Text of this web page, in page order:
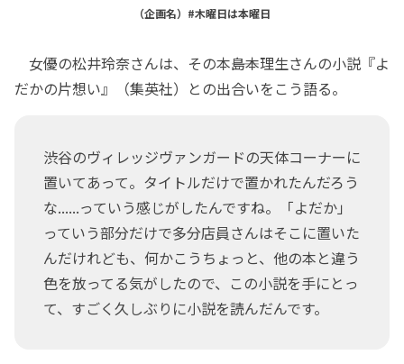
（企画名）#木曜日は本曜日
女優の松井玲奈さんは、その本――島本理生さんの小説『よ
だかの片想い』（集英社）との出合いをこう語る。
渋谷のヴィレッジヴァンガードの天体コーナーに
置いてあって。タイトルだけで置かれたんだろう
な......っていう感じがしたんですね。「よだか」
っていう部分だけで多分店員さんはそこに置いた
んだけれども、何かこうちょっと、他の本と違う
色を放ってる気がしたので、この小説を手にとっ
て、すごく久しぶりに小説を読んだんです。